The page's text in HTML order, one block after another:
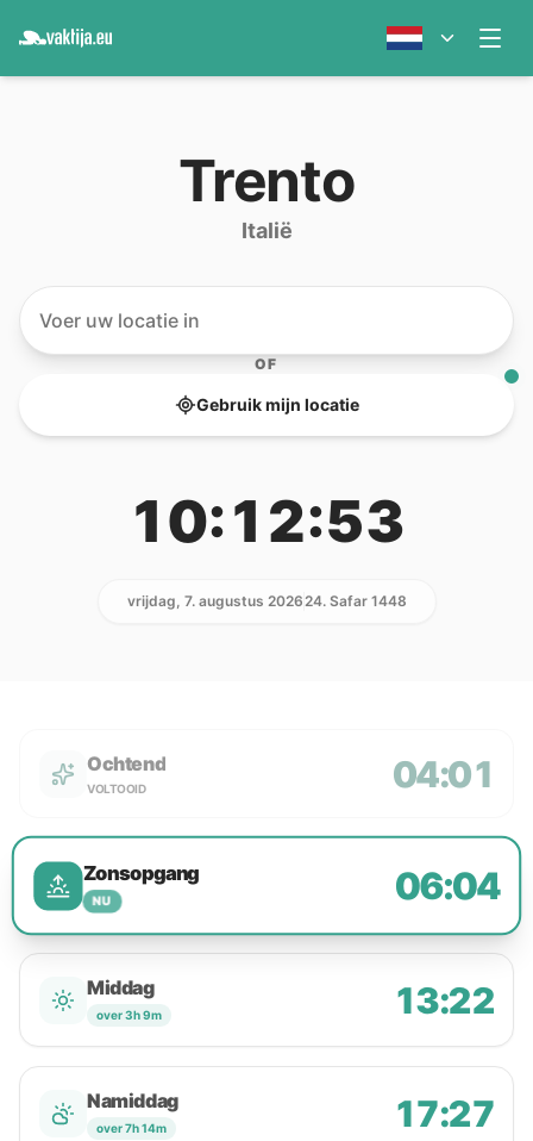
Trento
Italië
OF
Gebruik mijn locatie
10:12:53
vrijdag, 7. augustus 202624. Safar 1448
Ochtend
VOLTOOID 04:01
Zonsopgang
NU 06:04
Middag
over 3h 9m 13:22
Namiddag
over 7h 14m 17:27